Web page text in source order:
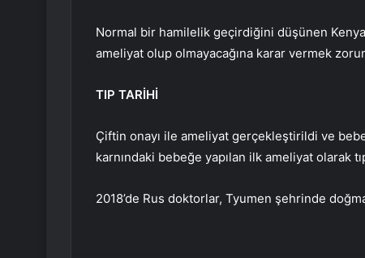
Normal bir hamilelik geçirdiğini düşünen
ameliyat olup olmayacağına karar vermek
TIP TARİHİ
Çiftin onayı ile ameliyat gerçekleştirildi ve
karnındaki bebeğe yapılan ilk ameliyat olarak
2018’de Rus doktorlar, Tyumen şehrinde